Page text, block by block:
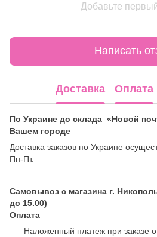
Добавьте
Написать
Доставка Оплата
По Украине до склада «Новой
Вашем городе
Доставка заказов по Украине
Пн-Пт.
Самовывоз с магазина г.
до 15.00)
Оплата
Наложенный платеж при заказе